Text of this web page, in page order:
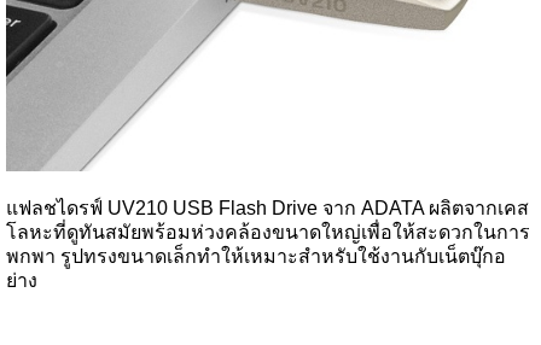
แฟลชไดรฟ์ UV210 USB Flash Drive จาก ADATA ผลิตจากเคส
โลหะที่ดูทันสมัยพร้อมห่วงคล้องขนาดใหญ่เพื่อให้สะดวกในการ
พกพา รูปทรงขนาดเล็กทำให้เหมาะสำหรับใช้งานกับเน็ตบุ๊กอ
ย่าง